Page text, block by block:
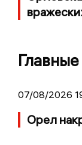
07/08/2026
Орел